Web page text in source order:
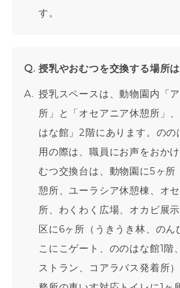
す。
授乳やおむつを交換する場所
授乳スペースは、動物園内「
所」と「オセアニア休憩所」
はな館」2階にあります。のの
用の際は、職員にお声をおか
むつ交換台は、動物園に5ヶ所
憩所、ユーラシア休憩棟、オ
所、わくわく広場、オカピ展
区に6ヶ所（うきうき林、のん
こにこゲート、ののはな館1階
ストラン、コアラバス発着所